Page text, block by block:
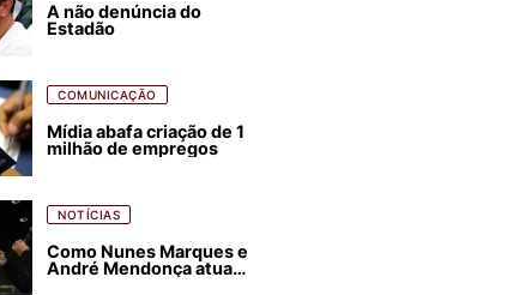
A não denúncia do
Estadão
COMUNICAÇÃO
Mídia abafa criação de 1
milhão de empregos
NOTÍCIAS
Como Nunes Marques e
André Mendonça atuam